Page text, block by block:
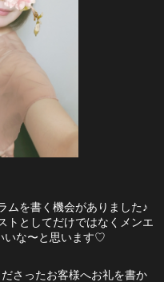
ムを書く機会がありました♪
いな〜と思います♡
さったお客様へお礼を書か